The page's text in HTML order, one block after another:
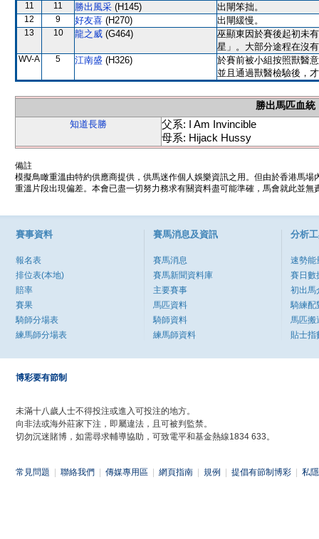
11 11 勝出風采 (H145) 出閘笨拙。
12 9 好友喜 (H270) 出閘緩慢。
13 10 龍之威 (G464)
巫顯東因於賽後起初未
星」。大部分途程在沒
WV-A 5 江南盛 (H326)
於賽前被小組按照獸醫
並且通過獸醫檢驗後，
勝出馬匹血統
知道長勝
父系: I Am Invincible
母系: Hijack Hussy
備註
模擬鳥瞰重溫由特約供應商提供，供馬迷作個人娛樂資訊之用。但由於香港馬
重溫片段出現偏差。本會已盡一切努力務求有關資料盡可能準確，馬會就此並
賽事資料
報名表
排位表(本地)
賠率
賽果
騎師分場表
練馬師分場表
賽馬消息及資訊
賽馬消息
賽馬新聞資料庫
主要賽事
馬匹資料
騎師資料
練馬師資料
分析
速勢能
賽日數
初出馬
騎練配
馬匹搬
貼士指
博彩要有節制
未滿十八歲人士不得投注或進入可投注的地方。
向非法或海外莊家下注，即屬違法，且可被判監禁。
切勿沉迷賭博，如需尋求輔導協助，可致電平和基金熱線1834 633。
常見問題 聯絡我們 傳媒專用區 網頁指南 規例 提倡有節制博彩 私